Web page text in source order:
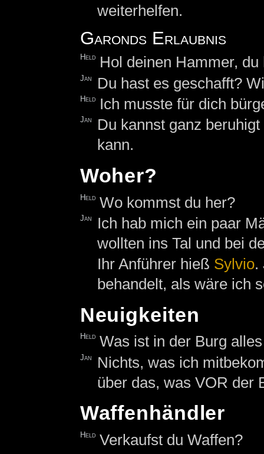
weiterhelfen.
Garonds Erlaubnis
Held Hol deinen Hammer, du
Jan Du hast es geschafft?
Held Ich musste für dich
Jan
Du kannst ganz
kann.
Woher?
Held Wo kommst du her?
Jan
Ich hab mich ein paar
wollten ins Tal und bei
Ihr Anführer hieß Sylvio.
behandelt, als wäre ich
Neuigkeiten
Held Was ist in der Burg
Jan
Nichts, was ich
über das, was VOR der
Waffenhändler
Held Verkaufst du Waffen?